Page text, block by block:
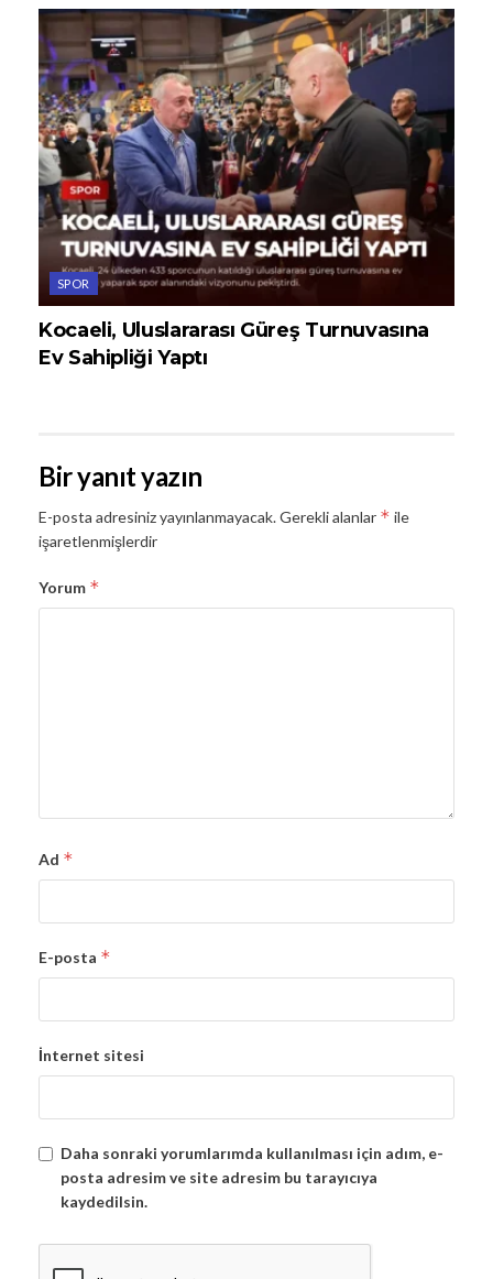
SPOR
Kocaeli, Uluslararası Güreş Turnuvasına
Ev Sahipliği Yaptı
Bir yanıt yazın
E-posta adresiniz yayınlanmayacak.Gerekli alanlar * ile
işaretlenmişlerdir
Yorum *
Ad *
E-posta *
İnternet sitesi
Daha sonraki yorumlarımda kullanılması için adım, e-
posta adresim ve site adresim bu tarayıcıya
kaydedilsin.